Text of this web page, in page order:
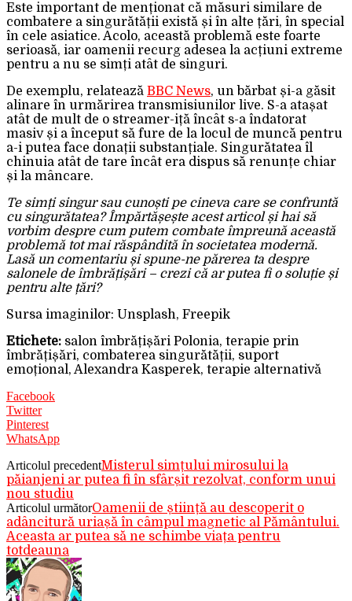
Este important de menționat că măsuri similare de
combatere a singurătății există și în alte țări, în special
în cele asiatice. Acolo, această problemă este foarte
serioasă, iar oamenii recurg adesea la acțiuni extreme
pentru a nu se simți atât de singuri.
De exemplu, relatează BBC News, un bărbat și-a găsit
alinare în urmărirea transmisiunilor live. S-a atașat
atât de mult de o streamer-iță încât s-a îndatorat
masiv și a început să fure de la locul de muncă pentru
a-i putea face donații substanțiale. Singurătatea îl
chinuia atât de tare încât era dispus să renunțe chiar
și la mâncare.
Te simți singur sau cunoști pe cineva care se confruntă
cu singurătatea? Împărtășește acest articol și hai să
vorbim despre cum putem combate împreună această
problemă tot mai răspândită în societatea modernă.
Lasă un comentariu și spune-ne părerea ta despre
salonele de îmbrățișări – crezi că ar putea fi o soluție și
pentru alte țări?
Sursa imaginilor: Unsplash, Freepik
Etichete: salon îmbrățișări Polonia, terapie prin
îmbrățișări, combaterea singurătății, suport
emoțional, Alexandra Kasperek, terapie alternativă
Facebook
Twitter
Pinterest
WhatsApp
Articolul precedentMisterul simțului mirosului la
păianjeni ar putea fi în sfârșit rezolvat, conform unui
nou studiu
Articolul următorOamenii de știință au descoperit o
adâncitură uriașă în câmpul magnetic al Pământului.
Aceasta ar putea să ne schimbe viața pentru
totdeauna